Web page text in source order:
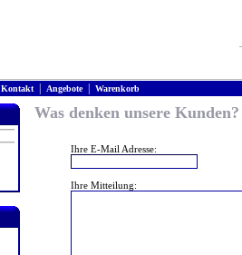
Kontakt| Angebote| Warenkorb
Was denken unsere Kunden?
Ihre E-Mail Adresse:
Ihre Mitteilung: